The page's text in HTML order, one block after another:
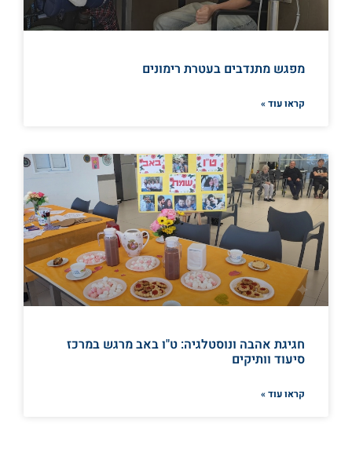
מפגש מתנדבים בעטרת רימונים
קראו עוד »
חגיגת אהבה ונוסטלגיה: ט"ו באב מרגש במרכז
סיעוד וותיקים
קראו עוד »